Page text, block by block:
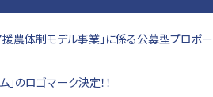
援農体制モデル事業」に係る公募型プロポー
のロゴマーク決定！！